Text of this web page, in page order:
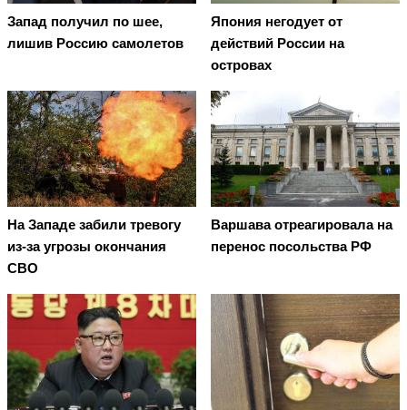
Запад получил по шее,
лишив Россию самолетов
Япония негодует от
действий России на
островах
На Западе забили тревогу
из-за угрозы окончания
СВО
Варшава отреагировала на
перенос посольства РФ